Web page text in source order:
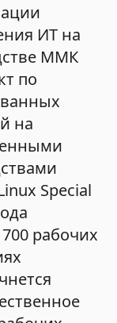
ИТ на
ММК
по
на
Special
рабочих